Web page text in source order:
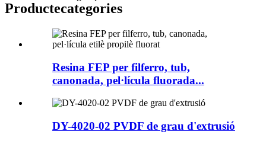
Productecategories
Resina FEP per filferro, tub,
canonada, pel·lícula fluorada...
DY-4020-02 PVDF de grau d'extrusió